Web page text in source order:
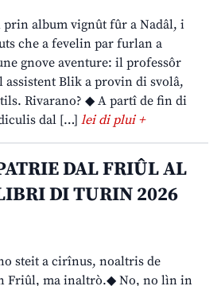
prin album vignût fûr a Nadâl, i
che a fevelin par furlan a
gnove aventure: il professôr
assistent Blik a provin di svolâ,
Rivarano? ◆ A partî de fin di
dal […] lei di plui +
DAL FRIÛL AL
DI TURIN 2026
steit a cirînus, noaltris de
Friûl, ma inaltrò.◆ No, no lìn in